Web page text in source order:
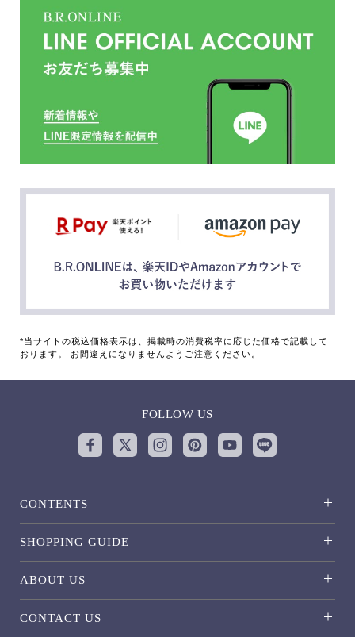
*当サイトの税込価格表示は、掲載時の消費税率に応じた価格で記載して
おります。 お間違えになりませんようご注意ください。
FOLLOW US
CONTENTS
SHOPPING GUIDE
ABOUT US
CONTACT US